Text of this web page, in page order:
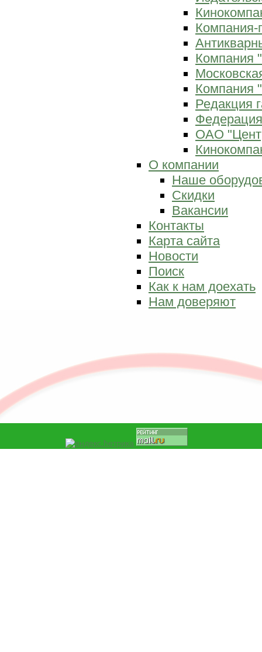
Компания-
Компания
Компания
Редакция
ОАО
О компании
Наше
Скидки
Вакансии
Контакты
Карта сайта
Новости
Поиск
Как к нам доехать
Нам доверяют